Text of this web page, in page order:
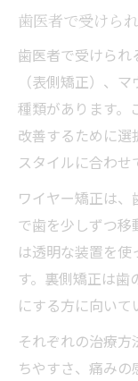
矯正歯
歯列矯
準
矯正治
口コミ
信頼で
ト
自分に合う
歯医者
の相性
ワイヤ
響
矯正治
歯医者で受けら
歯医者で受けら
（表側矯正）、
種類があります。
改善するために
スタイルに合わせ
ワイヤー矯正は
で歯を少しずつ移
は透明な装置を
す。裏側矯正は
にする方に向いて
それぞれの治療
ちやすさ、痛み